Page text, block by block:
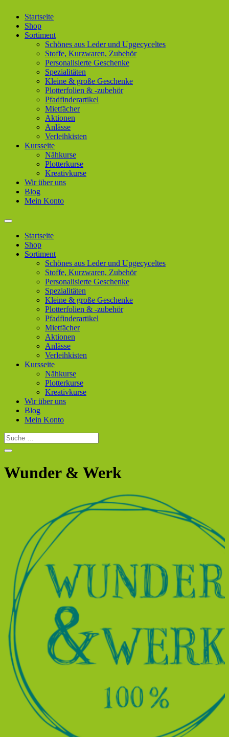
Startseite
Shop
Sortiment
Schönes aus Leder und Upgecyceltes
Stoffe, Kurzwaren, Zubehör
Personalisierte Geschenke
Spezialitäten
Kleine & große Geschenke
Plotterfolien & -zubehör
Pfadfinderartikel
Mietfächer
Aktionen
Anlässe
Verleihkisten
Kursseite
Nähkurse
Plotterkurse
Kreativkurse
Wir über uns
Blog
Mein Konto
Startseite
Shop
Sortiment
Schönes aus Leder und Upgecyceltes
Stoffe, Kurzwaren, Zubehör
Personalisierte Geschenke
Spezialitäten
Kleine & große Geschenke
Plotterfolien & -zubehör
Pfadfinderartikel
Mietfächer
Aktionen
Anlässe
Verleihkisten
Kursseite
Nähkurse
Plotterkurse
Kreativkurse
Wir über uns
Blog
Mein Konto
Wunder & Werk